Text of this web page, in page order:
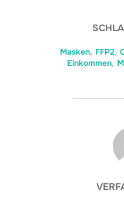
Masken, FFP2,
Einkommen,